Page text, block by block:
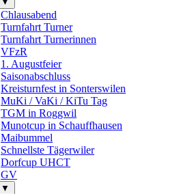
Chlausabend
Turnfahrt Turner
Turnfahrt Turnerinnen
VFzR
1. Augustfeier
Saisonabschluss
Kreisturnfest in Sonterswilen
MuKi / VaKi / KiTu Tag
TGM in Roggwil
Munotcup in Schauffhausen
Maibummel
Schnellste Tägerwiler
Dorfcup UHCT
GV
▼